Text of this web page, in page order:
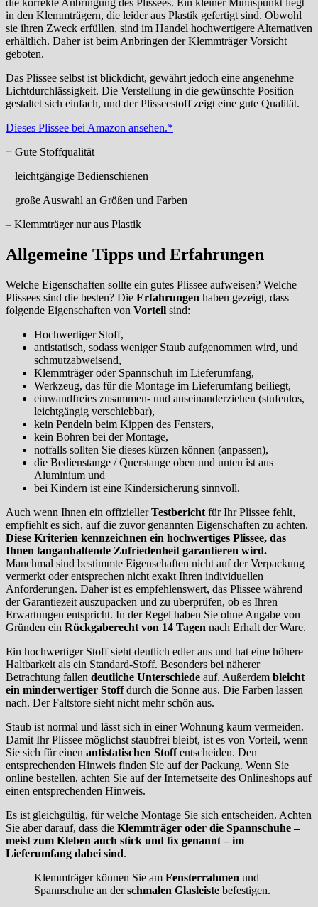
in den Klemmträgern, die leider aus Plastik gefertigt sind. Obwohl
sie ihren Zweck erfüllen, sind im Handel hochwertigere Alternativen
erhältlich. Daher ist beim Anbringen der Klemmträger Vorsicht
geboten.
Das Plissee selbst ist blickdicht, gewährt jedoch eine angenehme
Lichtdurchlässigkeit. Die Verstellung in die gewünschte Position
gestaltet sich einfach, und der Plisseestoff zeigt eine gute Qualität.
Dieses Plissee bei Amazon ansehen.*
+ Gute Stoffqualität
+ leichtgängige Bedienschienen
+ große Auswahl an Größen und Farben
– Klemmträger nur aus Plastik
Allgemeine Tipps und Erfahrungen
Welche Eigenschaften sollte ein gutes Plissee aufweisen? Welche
Plissees sind die besten? Die Erfahrungen haben gezeigt, dass
folgende Eigenschaften von Vorteil sind:
Hochwertiger Stoff,
antistatisch, sodass weniger Staub aufgenommen wird, und
schmutzabweisend,
Klemmträger oder Spannschuh im Lieferumfang,
Werkzeug, das für die Montage im Lieferumfang beiliegt,
einwandfreies zusammen- und auseinanderziehen (stufenlos,
leichtgängig verschiebbar),
kein Pendeln beim Kippen des Fensters,
kein Bohren bei der Montage,
notfalls sollten Sie dieses kürzen können (anpassen),
die Bedienstange / Querstange oben und unten ist aus
Aluminium und
bei Kindern ist eine Kindersicherung sinnvoll.
Auch wenn Ihnen ein offiziellerTestbericht für Ihr Plissee fehlt,
empfiehlt es sich, auf die zuvor genannten Eigenschaften zu achten.
Diese Kriterien kennzeichnen ein hochwertiges Plissee, das
Ihnen langanhaltende Zufriedenheit garantieren wird.
Manchmal sind bestimmte Eigenschaften nicht auf der Verpackung
vermerkt oder entsprechen nicht exakt Ihren individuellen
Anforderungen. Daher ist es empfehlenswert, das Plissee während
der Garantiezeit auszupacken und zu überprüfen, ob es Ihren
Erwartungen entspricht. In der Regel haben Sie ohne Angabe von
Gründen ein Rückgaberecht von 14 Tagen nach Erhalt der Ware.
Ein hochwertiger Stoff sieht deutlich edler aus und hat eine höhere
Haltbarkeit als ein Standard-Stoff. Besonders bei näherer
Betrachtung fallen deutliche Unterschiede auf. Außerdem bleicht
ein minderwertiger Stoffdurch die Sonne aus. Die Farben lassen
nach. Der Faltstore sieht nicht mehr schön aus.
Staub ist normal und lässt sich in einer Wohnung kaum vermeiden.
Damit Ihr Plissee möglichst staubfrei bleibt, ist es von Vorteil, wenn
Sie sich für einen antistatischen Stoffentscheiden. Den
entsprechenden Hinweis finden Sie auf der Packung. Wenn Sie
online bestellen, achten Sie auf der Internetseite des Onlineshops auf
einen entsprechenden Hinweis.
Es ist gleichgültig, für welche Montage Sie sich entscheiden. Achten
Sie aber darauf, dass die Klemmträger oder die Spannschuhe –
meist zum Kleben auch stick und fix genannt – im
Lieferumfang dabei sind.
Klemmträger können Sie am Fensterrahmen und
Spannschuhe an derschmalen Glasleiste befestigen.